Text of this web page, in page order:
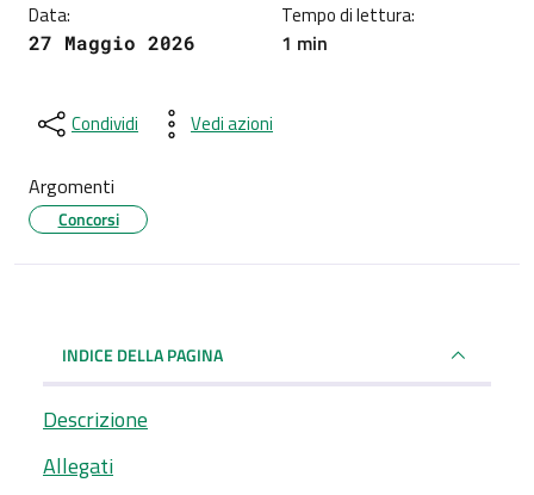
Data:
27 Maggio 2026
Tempo di lettura:
1 min
Condividi Vedi azioni
Argomenti
Concorsi
INDICE DELLA PAGINA
Descrizione
Allegati